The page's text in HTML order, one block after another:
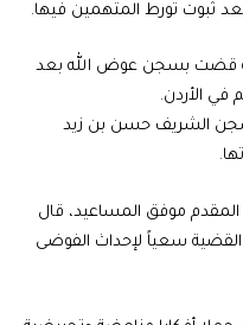
بعد ثبوت تورط المتهمين فيها.
قضت بسجن عوض الله بعد
في الأردن.
الشريف حسن بن زيد
المقدم موفق المساعيد، قال
سعياً لإحداث الفوضى